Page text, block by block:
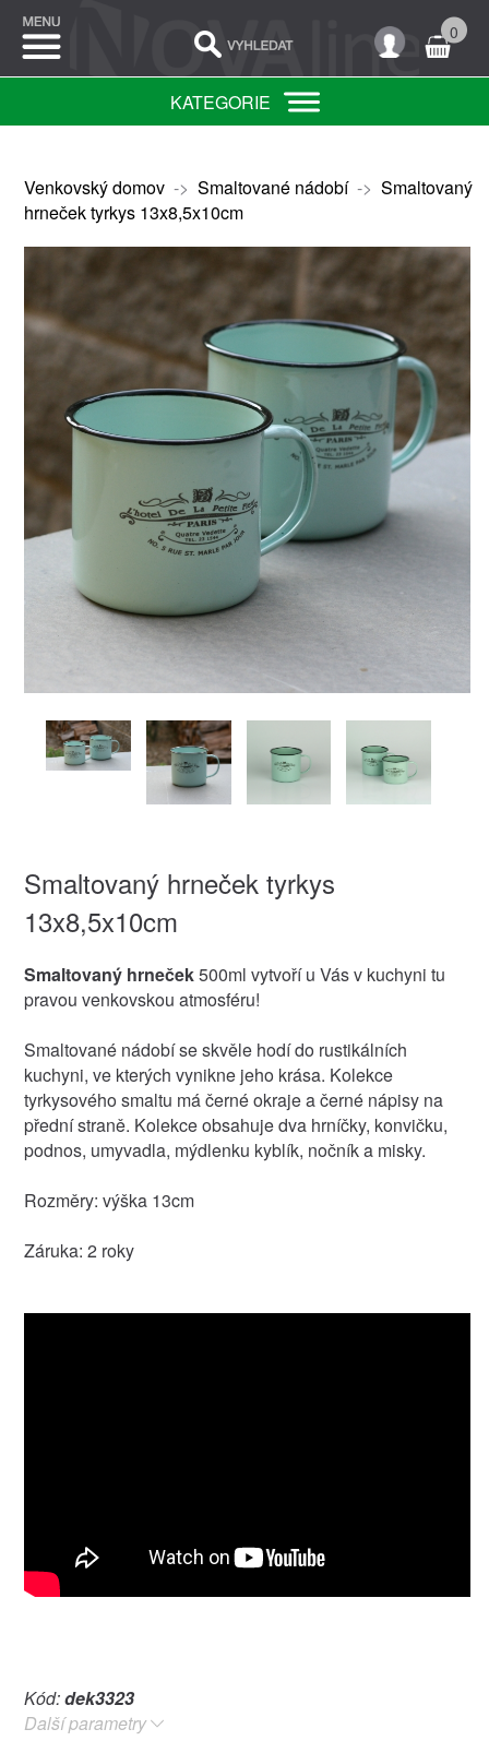
0
KATEGORIE
Venkovský domov-> Smaltované nádobí-> Smaltovaný
hrneček tyrkys 13x8,5x10cm
Smaltovaný hrneček tyrkys
13x8,5x10cm
Smaltovaný hrneček500ml vytvoří u Vás v kuchyni tu
pravou venkovskou atmosféru!
Smaltované nádobí se skvěle hodí do rustikálních
kuchyni, ve kterých vynikne jeho krása. Kolekce
tyrkysového smaltu má černé okraje a černé nápisy na
přední straně. Kolekce obsahuje dva hrníčky, konvičku,
podnos, umyvadla, mýdlenku kyblík, nočník a misky.
Rozměry: výška 13cm
Záruka: 2 roky
Kód:dek3323
Další parametry